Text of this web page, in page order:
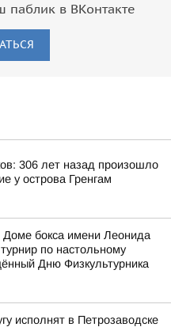
паблик в ВКонтакте
306 лет назад произошло
у острова Гренгам
бокса имени Леонида
по настольному
Дню Физкультурника
исполнят в Петрозаводске